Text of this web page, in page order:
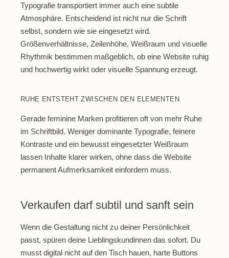
Typografie transportiert immer auch eine subtile
Atmosphäre. Entscheidend ist nicht nur die Schrift
selbst, sondern wie sie eingesetzt wird.
Größenverhältnisse, Zeilenhöhe, Weißraum und visuelle
Rhythmik bestimmen maßgeblich, ob eine Website ruhig
und hochwertig wirkt oder visuelle Spannung erzeugt.
RUHE ENTSTEHT ZWISCHEN DEN ELEMENTEN
Gerade feminine Marken profitieren oft von mehr Ruhe
im Schriftbild. Weniger dominante Typografie, feinere
Kontraste und ein bewusst eingesetzter Weißraum
lassen Inhalte klarer wirken, ohne dass die Website
permanent Aufmerksamkeit einfordern muss.
Verkaufen darf subtil und sanft sein
Wenn die Gestaltung nicht zu deiner Persönlichkeit
passt, spüren deine Lieblingskundinnen das sofort. Du
musst digital nicht auf den Tisch hauen, harte Buttons